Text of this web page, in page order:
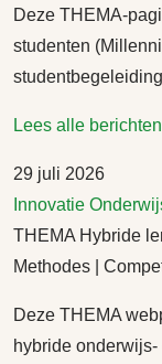
Deze THEMA-
studenten
Lees alle
29 juli 2026
Innovatie
THEMA Hybride
Methodes |
Deze THEMA
hybride